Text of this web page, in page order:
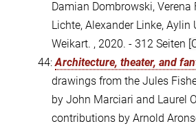
Damian Dombrowski, Verena
Lichte, Alexander Linke,
Weikart. , 2020. - 312 Seiten
44:Architecture, theater, and
drawings from the Jules
by John Marciari and Laurel
contributions by Arnold